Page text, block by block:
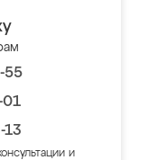
55
01
13
и